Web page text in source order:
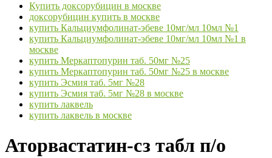
Купить доксорубицин в москве
доксорубицин купить в москве
купить Кальциумфолинат-эбеве 10мг/мл 10мл №1
купить Кальциумфолинат-эбеве 10мг/мл 10мл №1 в
москве
купить Меркаптопурин таб. 50мг №25
купить Меркаптопурин таб. 50мг №25 в москве
купить Эсмия таб. 5мг №28
купить Эсмия таб. 5мг №28 в москве
купить лаквель
купить лаквель в москве
Аторвастатин-сз табл п/о